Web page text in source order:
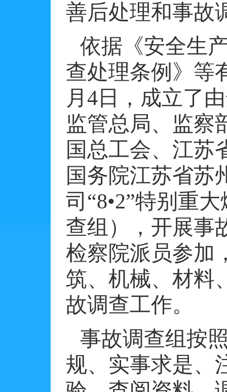
善后处理和事故
依据《安全生
查处理条例》等
月 4日
，成立了
监管总局、监察
国总工会、江苏
国务院江苏省苏
司“8•2”特别重
查组），开展事
检察院派员参加
筑、机械、材料
故调查工作。
事故调查组按
规、实事求是、